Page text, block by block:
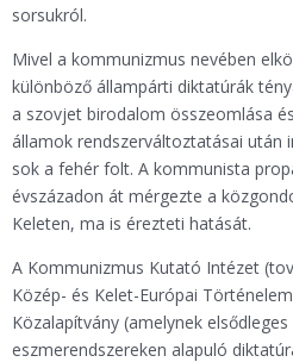
sorsukról.
Mivel a kommunizmus nevében
különböző állampárti diktatúrák
a szovjet birodalom összeomlása
államok rendszerváltoztatásai után
sok a fehér folt. A kommunista
évszázadon át mérgezte a
Keleten, ma is érezteti hatását.
A Kommunizmus Kutató Intézet
Közép- és Kelet-Európai
Közalapítvány (amelynek
eszmerendszereken alapuló